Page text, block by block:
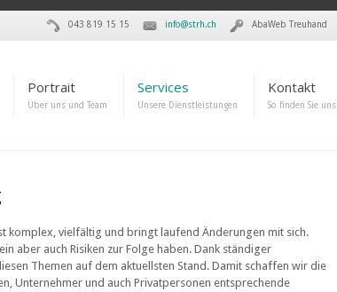
AbaWeb Treuhand
info@strh.ch
043 819 15 15
Portrait
Über uns und Team
Services
Unsere Dienstleistungen
Kontakt
So finden Sie uns
komplex, vielfältig und bringt laufend Änderungen mit sich.
aber auch Risiken zur Folge haben. Dank ständiger
Themen auf dem aktuellsten Stand. Damit schaffen wir die
Unternehmer und auch Privatpersonen entsprechende